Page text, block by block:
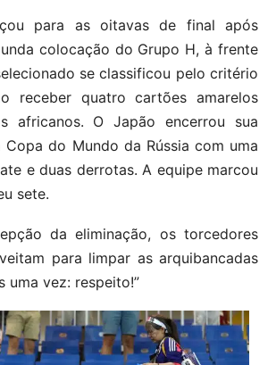
para as oitavas de final após
colocação do Grupo H, à frente
se classificou pelo critério
receber quatro cartões amarelos
africanos. O Japão encerrou sua
do Mundo da Rússia com uma
e duas derrotas. A equipe marcou
sete.
da eliminação, os torcedores
para limpar as arquibancadas
uma vez: respeito!”